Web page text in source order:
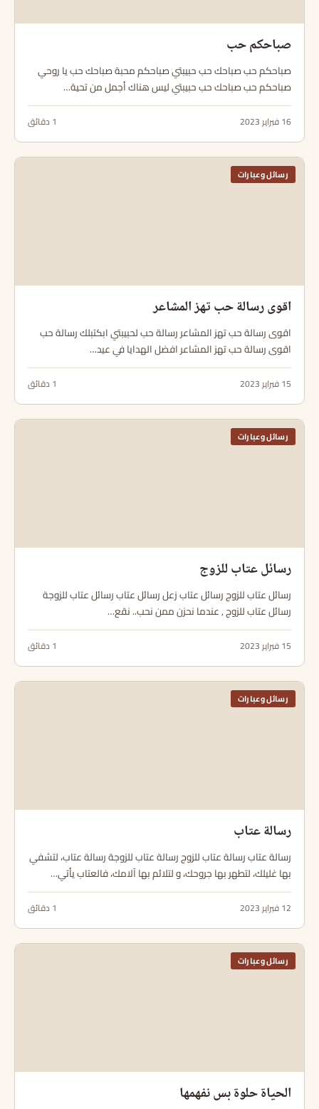
صباحكم حب
صباحكم حب صباحك حب حبيبتي صباحكم محبة صباحك حب يا روحي
صباحكم حب صباحك حب حبيبتي ليس هناك أجمل من تحية…
16 فبراير 2023 1 دقائق
رسائل وعبارات
اقوى رسالة حب تهز المشاعر
اقوى رسالة حب تهز المشاعر رسالة حب لحبيبتي ابكتبلك رسالة حب
اقوى رسالة حب تهز المشاعر افضل الهدايا في عيد…
15 فبراير 2023 1 دقائق
رسائل وعبارات
رسائل عتاب للزوج
رسائل عتاب للزوج رسائل عتاب زعل رسائل عتاب رسائل عتاب للزوجة
رسائل عتاب للزوج , عندما نحزن ممن نحب.. نقع…
15 فبراير 2023 1 دقائق
رسائل وعبارات
رسالة عتاب
رسالة عتاب رسالة عتاب للزوج رسالة عتاب للزوجة رسالة عتاب، لتشفي
بها غليلك، لتطهر بها جروحك، و لتلائم بها آلامك، فالعتاب يأتي…
12 فبراير 2023 1 دقائق
رسائل وعبارات
الحياة حلوة بس نفهمها